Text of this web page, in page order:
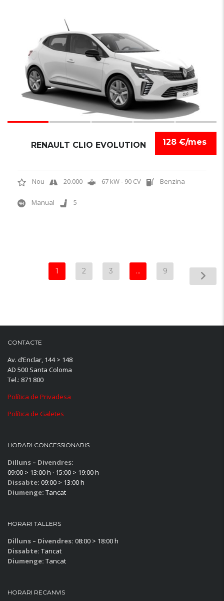
128 €/mes
RENAULT CLIO EVOLUTION
Nou 20.000 67 kW - 90 CV Benzina
Manual 5
1 2 3 … 9
CONTACTE
Av. d’Enclar, 144 > 148
AD 500 Santa Coloma
Tel.: 871 800
Política de Privadesa
Política de Galetes
HORARI CONCESSIONARIS
Dilluns – Divendres:
09:00 > 13:00 h · 15:00 > 19:00 h
Dissabte: 09:00 > 13:00 h
Diumenge: Tancat
HORARI TALLERS
Dilluns – Divendres: 08:00 > 18:00 h
Dissabte: Tancat
Diumenge: Tancat
HORARI RECANVIS